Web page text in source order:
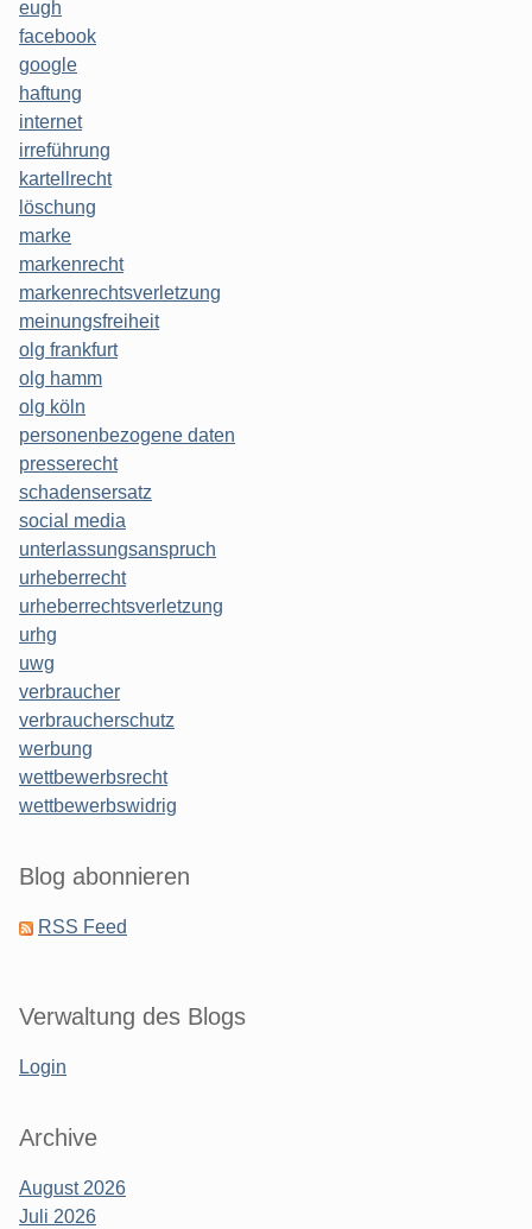
eugh
facebook
google
haftung
internet
irreführung
kartellrecht
löschung
marke
markenrecht
markenrechtsverletzung
meinungsfreiheit
olg frankfurt
olg hamm
olg köln
personenbezogene daten
presserecht
schadensersatz
social media
unterlassungsanspruch
urheberrecht
urheberrechtsverletzung
urhg
uwg
verbraucher
verbraucherschutz
werbung
wettbewerbsrecht
wettbewerbswidrig
Blog abonnieren
RSS Feed
Verwaltung des Blogs
Login
Archive
August 2026
Juli 2026